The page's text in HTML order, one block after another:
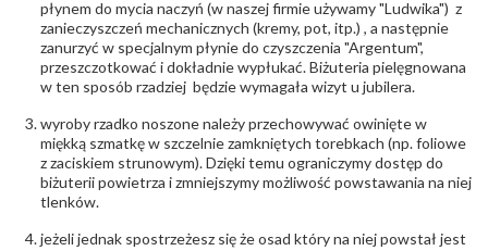
Tel. +48 77 54 90 100; biuro@stelmach.pl
Bezpieczeństwo
ostrzeżenia:
Nie nadaje się dla dzieci w wieku poniżej 3 lat
Elementy w wyrobie wykonane z białego złota
zawierają nikiel
płynem do mycia naczyń (w naszej firmie używamy "Ludwika") z
zanieczyszczeń mechanicznych (kremy, pot, itp.) , a następnie
zanurzyć w specjalnym płynie do czyszczenia "Argentum",
przeszczotkować i dokładnie wypłukać. Biżuteria pielęgnowana
w ten sposób rzadziej będzie wymagała wizyt u jubilera.
wyroby rzadko noszone należy przechowywać owinięte w
miękką szmatkę w szczelnie zamkniętych torebkach (np. foliowe
z zaciskiem strunowym). Dzięki temu ograniczymy dostęp do
biżuterii powietrza i zmniejszymy możliwość powstawania na niej
tlenków.
jeżeli jednak spostrzeżesz się że osad który na niej powstał jest